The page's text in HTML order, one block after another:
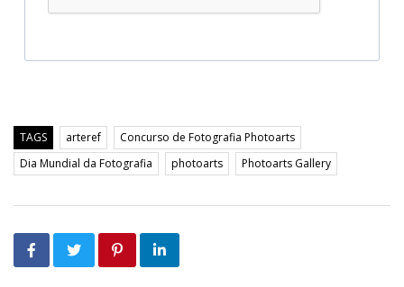
TAGS arteref
Concurso de Fotografia Photoarts
Dia Mundial da Fotografia
photoarts Photoarts Gallery